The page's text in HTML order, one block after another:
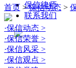
保信律师
联系我们
首页 >保信动态 >
·保信动态 >
·保信荣誉 >
·保信风采 >
·保信观点 >